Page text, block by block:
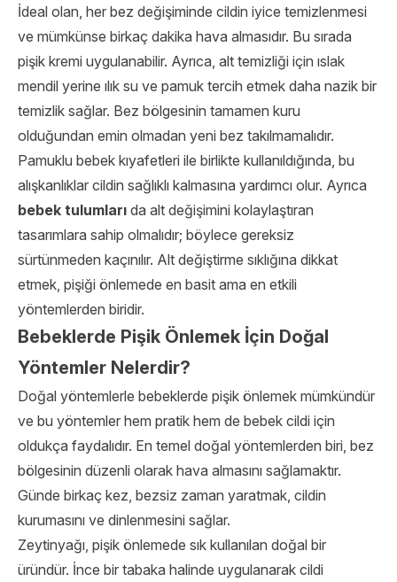
İdeal olan, her bez değişiminde cildin iyice temizlenmesi
ve mümkünse birkaç dakika hava almasıdır. Bu sırada
pişik kremi uygulanabilir. Ayrıca, alt temizliği için ıslak
mendil yerine ılık su ve pamuk tercih etmek daha nazik bir
temizlik sağlar. Bez bölgesinin tamamen kuru
olduğundan emin olmadan yeni bez takılmamalıdır.
Pamuklu bebek kıyafetleri ile birlikte kullanıldığında, bu
alışkanlıklar cildin sağlıklı kalmasına yardımcı olur. Ayrıca
bebek tulumları da alt değişimini kolaylaştıran
tasarımlara sahip olmalıdır; böylece gereksiz
sürtünmeden kaçınılır. Alt değiştirme sıklığına dikkat
etmek, pişiği önlemede en basit ama en etkili
yöntemlerden biridir.
Bebeklerde Pişik Önlemek İçin Doğal
Yöntemler Nelerdir?
Doğal yöntemlerle bebeklerde pişik önlemek mümkündür
ve bu yöntemler hem pratik hem de bebek cildi için
oldukça faydalıdır. En temel doğal yöntemlerden biri, bez
bölgesinin düzenli olarak hava almasını sağlamaktır.
Günde birkaç kez, bezsiz zaman yaratmak, cildin
kurumasını ve dinlenmesini sağlar.
Zeytinyağı, pişik önlemede sık kullanılan doğal bir
üründür. İnce bir tabaka halinde uygulanarak cildi